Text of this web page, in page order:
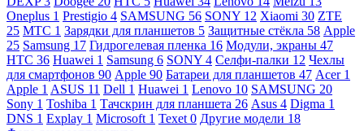
Oneplus 1 Prestigio 4 SAMSUNG 56 SONY 12 Xiaomi 30 ZTE
25 МТС 1 Зарядки для планшетов 5 Защитные стёкла 58 Apple
25 Samsung 17 Гидрогелевая пленка 16 Модули, экраны 47
HTC 36 Huawei 1 Samsung 6 SONY 4 Селфи-палки 12 Чехлы
для смартфонов 90 Apple 90 Батареи для планшетов 47 Acer 1
Apple 1 ASUS 11 Dell 1 Huawei 1 Lenovo 10 SAMSUNG 20
Sony 1 Toshiba 1 Тачскрин для планшета 26 Asus 4 Digma 1
DNS 1 Explay 1 Microsoft 1 Texet 0 Другие модели 18